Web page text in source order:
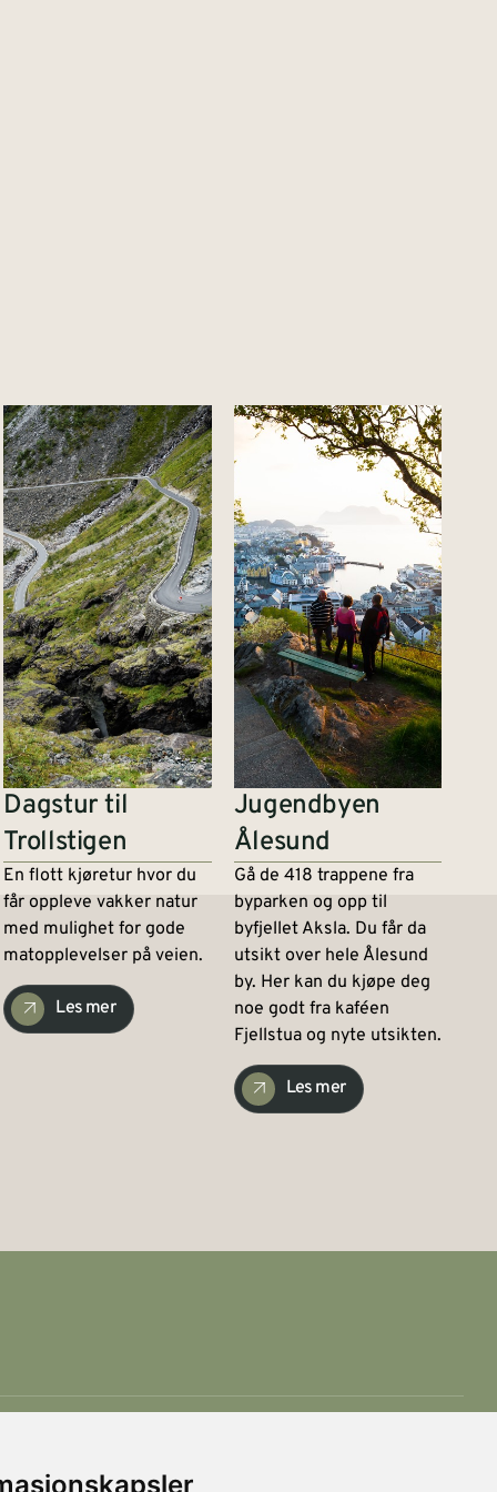
Dagstur til
Trollstigen
En flott kjøretur hvor du
får oppleve vakker natur
med mulighet for gode
matopplevelser på veien.
Les mer
Jugendbyen
Ålesund
Gå de 418 trappene fra
byparken og opp til
byfjellet Aksla. Du får da
utsikt over hele Ålesund
by. Her kan du kjøpe deg
noe godt fra kaféen
Fjellstua og nyte utsikten.
Les mer